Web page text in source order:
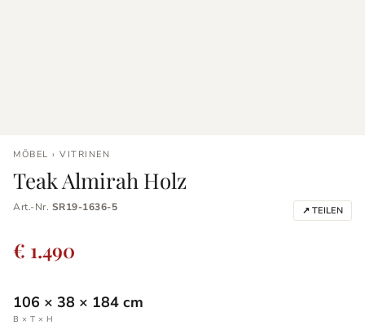
MÖBEL › VITRINEN
Teak Almirah Holz
Art.-Nr. SR19-1636-5 ↗ TEILEN
€ 1.490
106 × 38 × 184 cm
B × T × H